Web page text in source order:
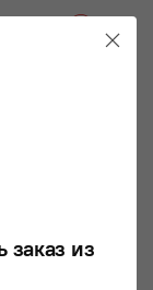
заказ из